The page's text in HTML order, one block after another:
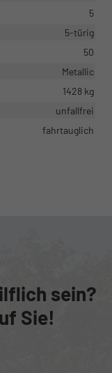
5
5-türig
50
Metallic
1428 kg
unfallfrei
fahrtauglich
sein?
Sie!